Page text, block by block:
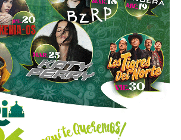
por un peine.” Tres años después
López y John Ward”, sobre dos
por bando) que mueren en las islas
sola palabra. Los llamó víctimas de
famosas.”
soldados argentinos y 285
se rindió el 14 de junio de 1982
comenzó al día siguiente. No hubo
colectivo.Hubo futbol.